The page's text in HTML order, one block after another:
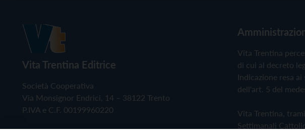
Vita Trentina Editrice
Società Cooperativa
Via Monsignor Endrici, 14 – 38122 Trento
P.IVA e C.F. 00199960220
Vita Trentina
di cui al decreto
Indicazione resa
dell'art. 5 del
Vita Trentina,
Settimanali